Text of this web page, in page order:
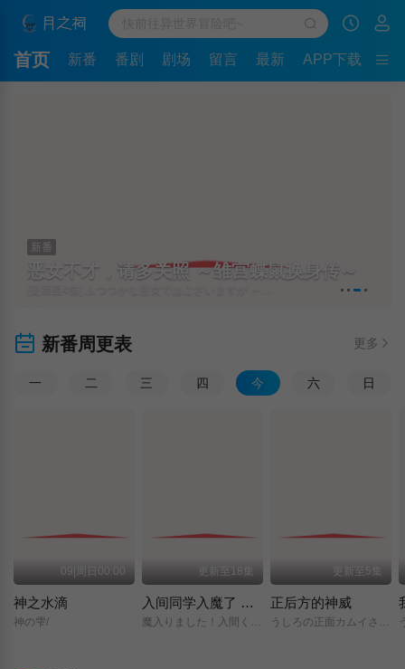
首页 新番 番剧 剧场 留言 最新 APP下载
新番
恶女不才，请多关照 ～雏宫蝶鼠换身传～
新番周更表 更多
一 二 三 四 今 六 日
09|周日00:00
神之水滴
神の雫/
更新至18集
入间同学入魔了 第四季
魔入りました！入間くん/第4シリーズ/
更新至5集
正后方的神威
うしろの正面カムイさん/